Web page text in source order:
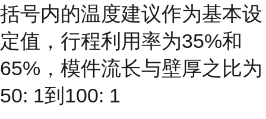
括号内的温度建议作为基本设
定值，行程利用率为35%和
65%，模件流长与壁厚之比为
50: 1到100: 1